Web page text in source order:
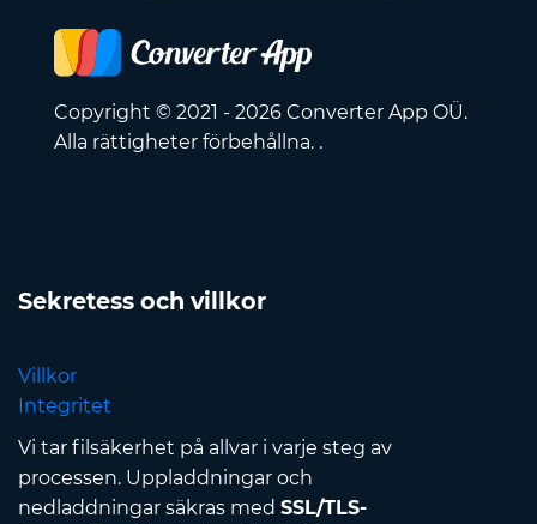
Copyright © 2021 - 2026 Converter App OÜ.
Alla rättigheter förbehållna. .
Sekretess och villkor
Villkor
Integritet
Vi tar filsäkerhet på allvar i varje steg av
processen. Uppladdningar och
nedladdningar säkras med SSL/TLS-